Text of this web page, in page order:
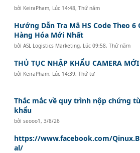
bởi KeiraPham, Lúc 14:48, Thứ năm
Hướng Dẫn Tra Mã HS Code Theo 6
Hàng Hóa Mới Nhất
bởiASL Logistics Marketing, Lúc 09:58, Thứ năm
THỦ TỤC NHẬP KHẨU CAMERA
bởi KeiraPham, Lúc 14:39, Thứ tư
Thắc mắc về quy trình nộp chứng
khẩu
bởiseooo1 ,3/8/26
https://www.facebook.com/
al/